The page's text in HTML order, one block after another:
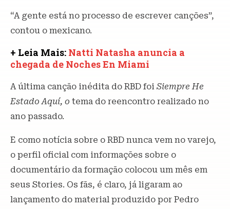
“A gente está no processo de escrever canções”,
contou o mexicano.
+ Leia Mais: Natti Natasha anuncia a
chegada de Noches En Miami
A última canção inédita do RBD foi Siempre He
Estado Aquí, o tema do reencontro realizado no
ano passado.
E como notícia sobre o RBD nunca vem no varejo,
o perfil oficial com informações sobre o
documentário da formação colocou um mês em
seus Stories. Os fãs, é claro, já ligaram ao
lançamento do material produzido por Pedro